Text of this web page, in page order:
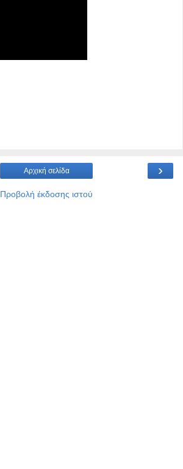
›
Αρχική σελίδα
Προβολή έκδοσης ιστού